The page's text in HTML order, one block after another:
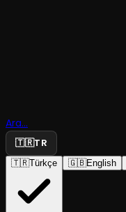
Ara...
🇹🇷TR
🇹🇷Türkçe 🇬🇧English